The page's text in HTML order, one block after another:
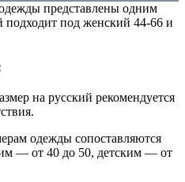
представлены одним
под женский 44-66 и
на русский рекомендуется
одежды сопоставляются
— от 40 до 50, детским — от